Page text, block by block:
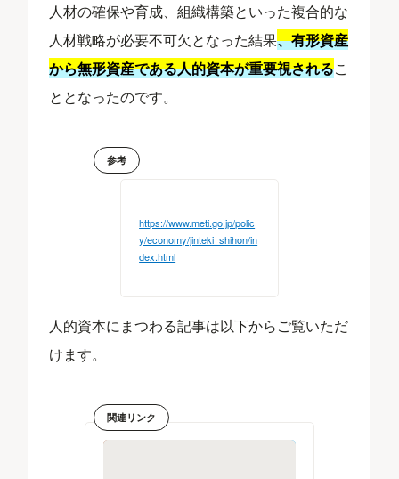
人材の確保や育成、組織構築といった複合的な
人材戦略が必要不可欠となった結果、有形資産
から無形資産である人的資本が重要視されるこ
ととなったのです。
参考
https://www.meti.go.jp/polic
y/economy/jinteki_shihon/in
dex.html
人的資本にまつわる記事は以下からご覧いただ
けます。
関連リンク